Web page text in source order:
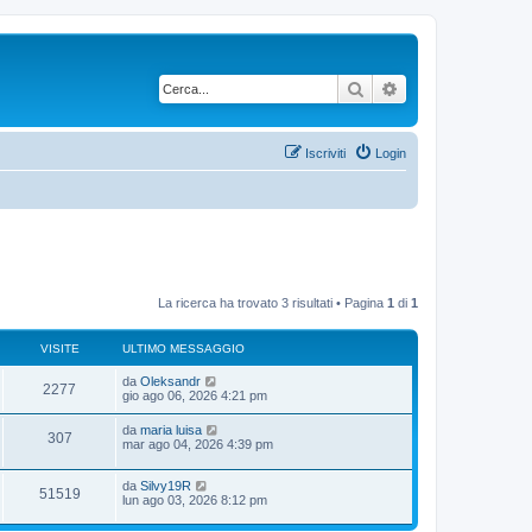
Cerca
Login
Iscriviti
La ricerca ha trovato 3 risultati • Pagina 1 di 1
VISITE ULTIMO MESSAGGIO
2277
i
U
l
m
o
e
s
s
a
da Oleksandr
gio ago 06, 2026 4:21 pm
307V
i
s
U
l
i
m
o
e
da maria luisa
mar ago 04, 2026 4:39 pm
51519V
i
U
l
i
da Silvy19R
lun ago 03, 2026 8:12 pm